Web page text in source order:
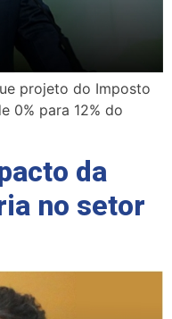
projeto do Imposto
0% para 12% do
da
no setor